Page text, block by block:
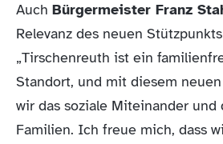
Auch Bürgermeister Franz
Relevanz des neuen
„Tirschenreuth ist ein
Standort, und mit diesem
wir das soziale Miteinander und
Familien. Ich freue mich, dass